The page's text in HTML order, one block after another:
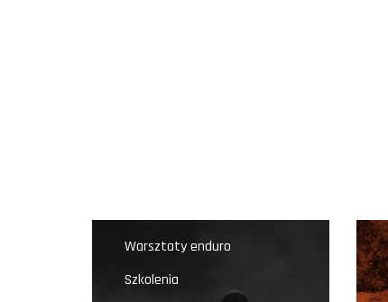
Warsztaty enduro
Szkolenia